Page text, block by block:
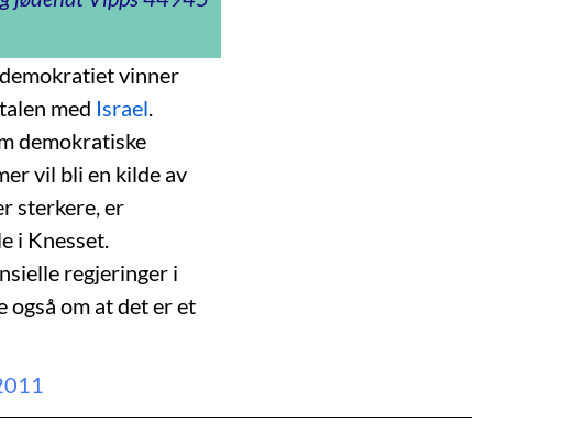
vinner
med Israel.
demokratiske
vil bli en kilde av
sterkere, er
i Knesset.
regjeringer i
også om at det er et